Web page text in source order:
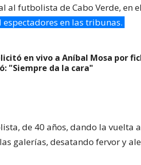
al futbolista de Cabo Verde, en el
en las tribunas.
en vivo a Aníbal Mosa por
"Siempre da la cara"
de 40 años, dando la vuelta
galerías, desatando fervor y